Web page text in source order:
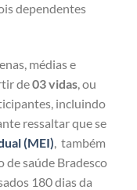
dependentes
médias e
de03 vidas, ou
incluindo
ressaltar que se
(MEI), também
de saúde Bradesco
180 dias da